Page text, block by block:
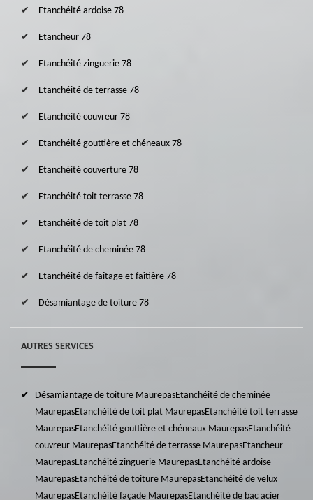
Etanchéité ardoise 78
Etancheur 78
Etanchéité zinguerie 78
Etanchéité de terrasse 78
Etanchéité couvreur 78
Etanchéité gouttière et chéneaux 78
Etanchéité couverture 78
Etanchéité toit terrasse 78
Etanchéité de toit plat 78
Etanchéité de cheminée 78
Etanchéité de faîtage et faîtière 78
Désamiantage de toiture 78
AUTRES SERVICES
Désamiantage de toiture MaurepasEtanchéité de cheminée
MaurepasEtanchéité de toit plat MaurepasEtanchéité toit terrasse
MaurepasEtanchéité gouttière et chéneaux MaurepasEtanchéité
couvreur MaurepasEtanchéité de terrasse MaurepasEtancheur
MaurepasEtanchéité zinguerie MaurepasEtanchéité ardoise
MaurepasEtanchéité de toiture MaurepasEtanchéité de velux
MaurepasEtanchéité façade MaurepasEtanchéité de bac acier